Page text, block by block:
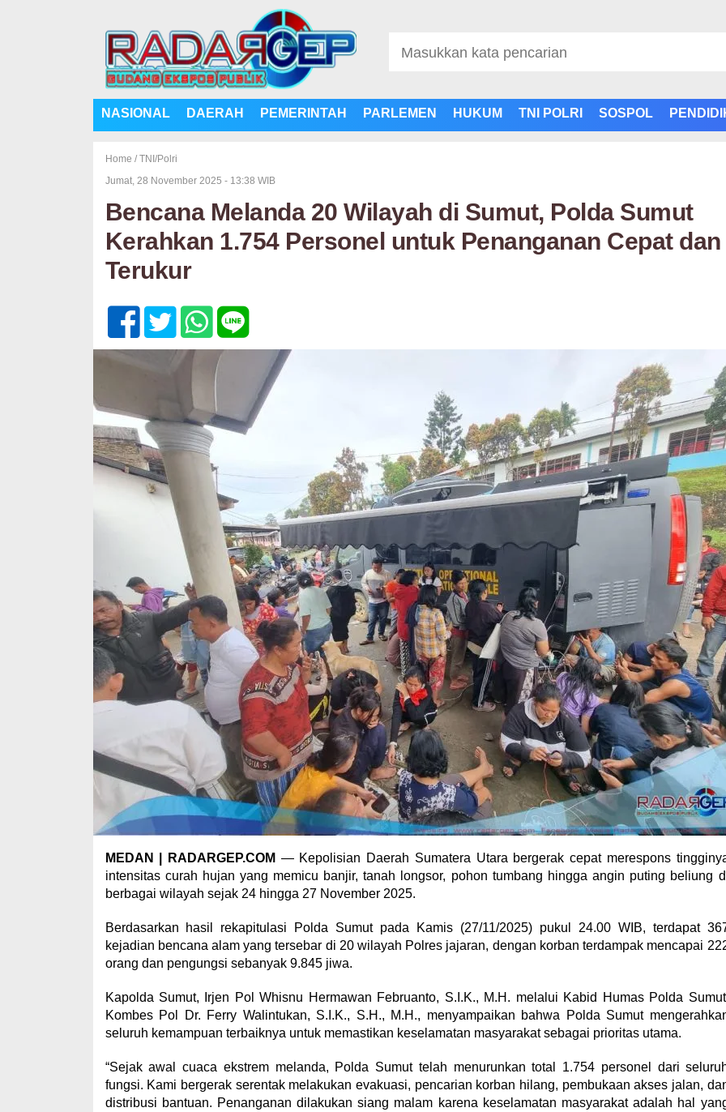
NASIONAL DAERAH PEMERINTAH PARLEMEN HUKUM TNI POLRI SOSPOL
Home / TNI/Polri
Jumat, 28 November 2025 - 13:38 WIB
Bencana Melanda 20 Wilayah di Sumut, Polda Sumut
Kerahkan 1.754 Personel untuk Penanganan Cepat dan
Terukur
MEDAN | RADARGEP.COM — Kepolisian Daerah Sumatera Utara bergerak cepat merespons
intensitas curah hujan yang memicu banjir, tanah longsor, pohon tumbang hingga angin puting beliung
berbagai wilayah sejak 24 hingga 27 November 2025.
Berdasarkan hasil rekapitulasi Polda Sumut pada Kamis (27/11/2025) pukul 24.00 WIB, terdapat
kejadian bencana alam yang tersebar di 20 wilayah Polres jajaran, dengan korban terdampak mencapai
orang dan pengungsi sebanyak 9.845 jiwa.
Kapolda Sumut, Irjen Pol Whisnu Hermawan Februanto, S.I.K., M.H. melalui Kabid Humas Polda
Kombes Pol Dr. Ferry Walintukan, S.I.K., S.H., M.H., menyampaikan bahwa Polda Sumut
seluruh kemampuan terbaiknya untuk memastikan keselamatan masyarakat sebagai prioritas utama.
“Sejak awal cuaca ekstrem melanda, Polda Sumut telah menurunkan total 1.754 personel dari
fungsi. Kami bergerak serentak melakukan evakuasi, pencarian korban hilang, pembukaan akses jalan,
distribusi bantuan. Penanganan dilakukan siang malam karena keselamatan masyarakat adalah hal